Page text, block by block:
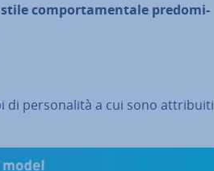
stile com­por­ta­men­ta­le pre­do­mi­
di per­so­na­li­tà a cui sono at­tri­bui­ti